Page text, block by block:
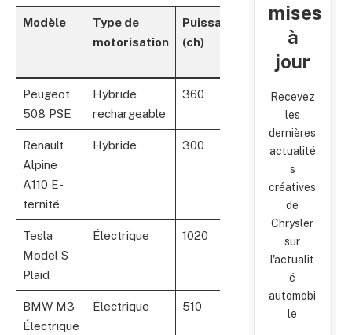
Modèle
Type de
motorisation
Puissance
(ch)
Autonomie
électrique
(km)
Peugeot
508 PSE
Hybride
rechargeable
360
Renault
Alpine
A110 E-
ternité
Hybride 300
Tesla
Model S
Plaid
Électrique 1020
BMW M3
Électrique
Électrique 510
mises
à
jour
Recevez
les
dernières
actualité
s
créatives
de
Chrysler
sur
l'actualit
é
automobi
le